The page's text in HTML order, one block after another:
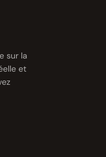
sur la
et